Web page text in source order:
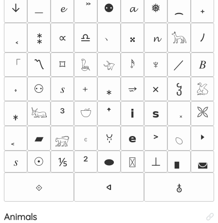
↓
𝓮 ⚉ 𝓪 ❅ ₊
⁑ ∝ ♎︎ ﹅ 𝄪 𝓷 𓃥
ﾉ
「
〽 ⌑ 𓆘 𓄀 𝆹𝅥𝅯 ♆ ／
𝐵
⬫
⚇ 𝑠 ﹢ ⁎ ⭌ × ჴ
𓅷
⁎̩
𓃜 ³ 𓎩 ꜛ 𝗶 𝘀
🙪
▰
𓃸 𝇊 ꃼ 𝗲 ˃ 𓆇
🢒
𝆍
☉ ⅕ ² ⬬ 〿 ⊥ ▖
◛
⟐
𐤿 🜱
Animals